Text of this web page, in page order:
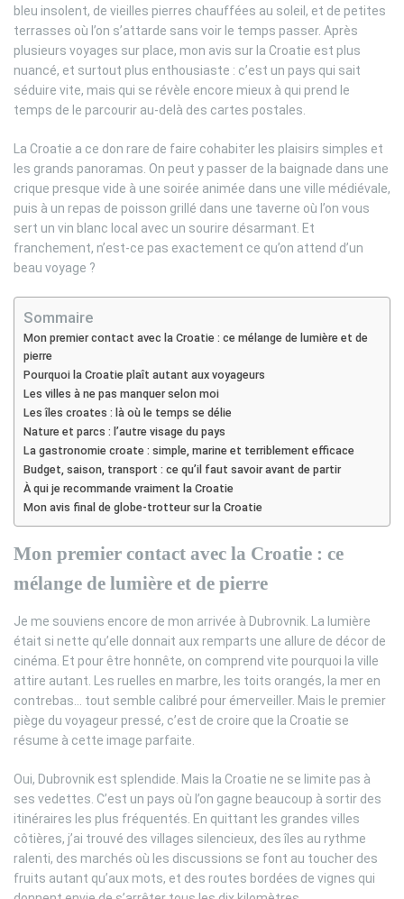
bleu insolent, de vieilles pierres chauffées au soleil, et de petites
terrasses où l’on s’attarde sans voir le temps passer. Après
plusieurs voyages sur place, mon avis sur la Croatie est plus
nuancé, et surtout plus enthousiaste : c’est un pays qui sait
séduire vite, mais qui se révèle encore mieux à qui prend le
temps de le parcourir au-delà des cartes postales.
La Croatie a ce don rare de faire cohabiter les plaisirs simples et
les grands panoramas. On peut y passer de la baignade dans une
crique presque vide à une soirée animée dans une ville médiévale,
puis à un repas de poisson grillé dans une taverne où l’on vous
sert un vin blanc local avec un sourire désarmant. Et
franchement, n’est-ce pas exactement ce qu’on attend d’un
beau voyage ?
Sommaire
Mon premier contact avec la Croatie : ce mélange de lumière et de
pierre
Pourquoi la Croatie plaît autant aux voyageurs
Les villes à ne pas manquer selon moi
Les îles croates : là où le temps se délie
Nature et parcs : l’autre visage du pays
La gastronomie croate : simple, marine et terriblement efficace
Budget, saison, transport : ce qu’il faut savoir avant de partir
À qui je recommande vraiment la Croatie
Mon avis final de globe-trotteur sur la Croatie
Mon premier contact avec la Croatie : ce
mélange de lumière et de pierre
Je me souviens encore de mon arrivée à Dubrovnik. La lumière
était si nette qu’elle donnait aux remparts une allure de décor de
cinéma. Et pour être honnête, on comprend vite pourquoi la ville
attire autant. Les ruelles en marbre, les toits orangés, la mer en
contrebas… tout semble calibré pour émerveiller. Mais le premier
piège du voyageur pressé, c’est de croire que la Croatie se
résume à cette image parfaite.
Oui, Dubrovnik est splendide. Mais la Croatie ne se limite pas à
ses vedettes. C’est un pays où l’on gagne beaucoup à sortir des
itinéraires les plus fréquentés. En quittant les grandes villes
côtières, j’ai trouvé des villages silencieux, des îles au rythme
ralenti, des marchés où les discussions se font au toucher des
fruits autant qu’aux mots, et des routes bordées de vignes qui